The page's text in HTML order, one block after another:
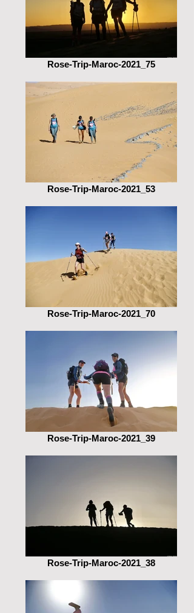
Rose-Trip-Maroc-2021_75
Rose-Trip-Maroc-2021_53
Rose-Trip-Maroc-2021_70
Rose-Trip-Maroc-2021_39
Rose-Trip-Maroc-2021_38